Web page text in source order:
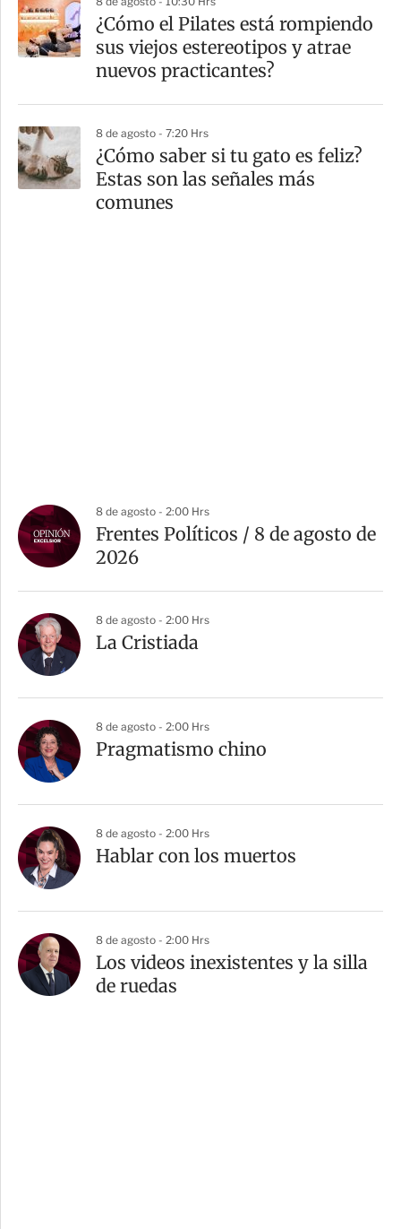
¿Cómo el Pilates está rompiendo
sus viejos estereotipos y atrae
nuevos practicantes?
8 de agosto - 7:20 Hrs
¿Cómo saber si tu gato es feliz?
Estas son las señales más
comunes
8 de agosto - 2:00 Hrs
Frentes Políticos / 8 de agosto de
2026
8 de agosto - 2:00 Hrs
La Cristiada
8 de agosto - 2:00 Hrs
Pragmatismo chino
8 de agosto - 2:00 Hrs
Hablar con los muertos
8 de agosto - 2:00 Hrs
Los videos inexistentes y la silla
de ruedas